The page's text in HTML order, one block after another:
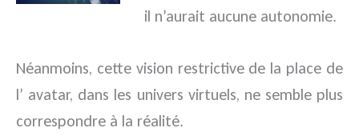
il n’aurait aucune autonomie.
Néanmoins, cette vision restrictive de la place de
l’ avatar, dans les univers virtuels, ne semble plus
correspondre à la réalité.